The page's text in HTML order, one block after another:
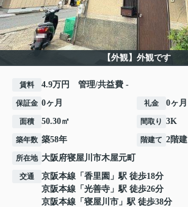
【外観】外観です
賃料 4.9万円 管理/共益費 -
保証金 0ヶ月 礼金 0ヶ月
面積 50.30㎡ 間取り 3K
築年数 築58年 階建て 2階建
所在地 大阪府寝屋川市木屋元町
交通 京阪本線 「 香里園 」駅 徒歩18分
京阪本線 「 光善寺 」駅 徒歩26分
京阪本線 「 寝屋川市 」駅 徒歩38分